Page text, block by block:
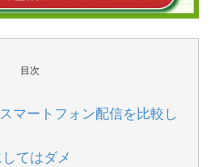
目次
マートフォン配信を比較し
てはダメ